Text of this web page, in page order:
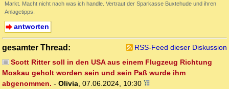
Markt. Macht nicht nach was ich handle. Vertraut der Sparkasse Buxtehude und ihren
Anlagetipps.
antworten
gesamter Thread:
RSS-Feed dieser Diskussion
Scott Ritter soll in den USA aus einem Flugzeug Richtung
Moskau geholt worden sein und sein Paß wurde ihm
abgenommen. - Olivia, 07.06.2024, 10:30